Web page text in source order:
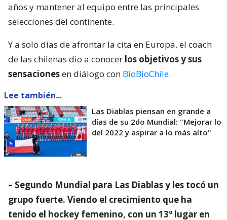
años y mantener al equipo entre las principales
selecciones del continente.
Y a solo días de afrontar la cita en Europa, el coach
de las chilenas dio a conocer los objetivos y sus
sensacionesen diálogo con BioBioChile.
Lee también...
Las Diablas piensan en grande a
días de su 2do Mundial: "Mejorar lo
del 2022 y aspirar a lo más alto"
– Segundo Mundial para Las Diablas y les tocó un
grupo fuerte. Viendo el crecimiento que ha
tenido el hockey femenino, con un 13º lugar en